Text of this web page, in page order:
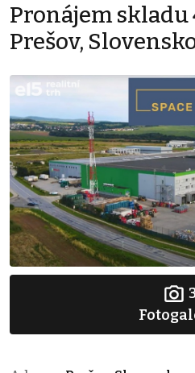
Pronájem skladu
Prešov,